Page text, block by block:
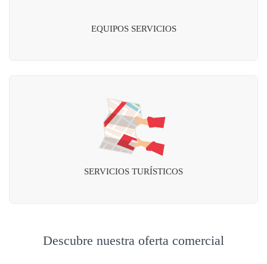
EQUIPOS SERVICIOS
SERVICIOS TURÍSTICOS
Descubre nuestra oferta comercial